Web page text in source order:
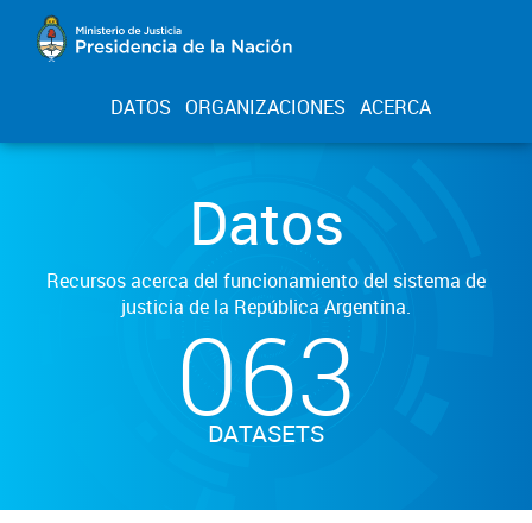
DATOS ORGANIZACIONES ACERCA
Datos
Recursos acerca del funcionamiento del sistema de
justicia de la República Argentina.
063
DATASETS